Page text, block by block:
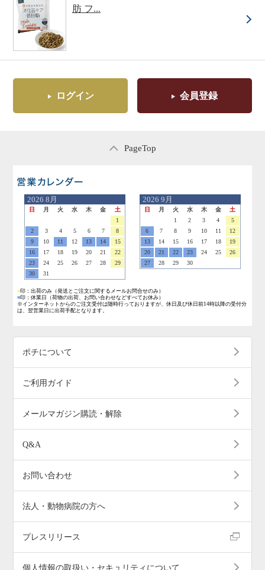
肪 フ...
ログイン 会員登録
PageTop
2026 8月
日 月 火 水 木 金
土
1
2
3 4 5 6 7
8
9
10 11 12 13 14
15
16
17 18 19 20 21
22
23
24 25 26 27 28
29
30
31
2026 9月
日 月 火 水 木 金
土
1
2 3 4
5
6
7 8 9 10 11
12
13
14 15 16 17 18
19
20
21 22 23 24 25
26
27
28 29 30
■印：出荷のみ （発送とご注文に関するメールお問合せのみ）
■印：休業日
（荷物の出荷、お問い合わせなどすべてお休み）
※インターネットからのご注文受付は随時行っておりますが、休日及び休日前14時以降の受付分
は、翌営業日に出荷手配となります。
ポチについて
ご利用ガイド
メールマガジン購読・解除
Q&A
お問い合わせ
法人・動物病院の方へ
プレスリリース
個人情報の取扱い・セキュリティについて